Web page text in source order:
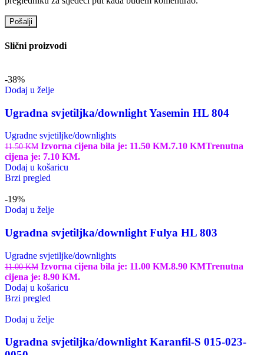
Slični proizvodi
-38%
Dodaj u želje
Ugradna svjetiljka/downlight Yasemin HL 804
Ugradne svjetiljke/downlights
11.50KM Izvorna cijena bila je: 11.50 KM.7.10 KMTrenutna
cijena je: 7.10 KM.
Dodaj u košaricu
Brzi pregled
-19%
Dodaj u želje
Ugradna svjetiljka/downlight Fulya HL 803
Ugradne svjetiljke/downlights
11.00KM Izvorna cijena bila je: 11.00 KM.8.90 KMTrenutna
cijena je: 8.90 KM.
Dodaj u košaricu
Brzi pregled
Dodaj u želje
Ugradna svjetiljka/downlight Karanfil-S 015-023-